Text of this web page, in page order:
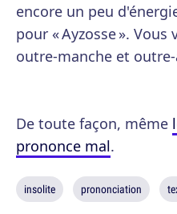
encore un peu
pour « Ayzosse ».
outre-manche et
De toute façon, même
prononce mal.
insolite prononciation